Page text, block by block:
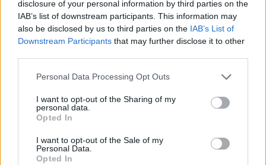
disclosure of your personal information by third parties on the
IAB’s list of downstream participants. This information may
also be disclosed by us to third parties on the IAB’s List of
Downstream Participants that may further disclose it to other
Personal Data Processing Opt Outs
I want to opt-out of the Sharing of my
personal data.
Opted In
I want to opt-out of the Sale of my
Personal Data.
Opted In